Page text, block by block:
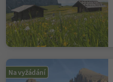
Na vyžádání